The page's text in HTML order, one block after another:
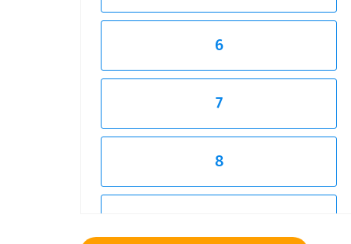
6
7
8